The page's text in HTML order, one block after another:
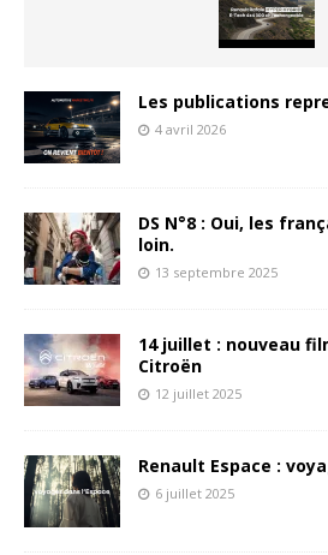
Les publications
4 avril 2026
DS N°8 : Oui, les
loin.
13 septembre 2025
14 juillet : nouveau
Citroën
12 juillet 2025
Renault Espace :
6 juillet 2025